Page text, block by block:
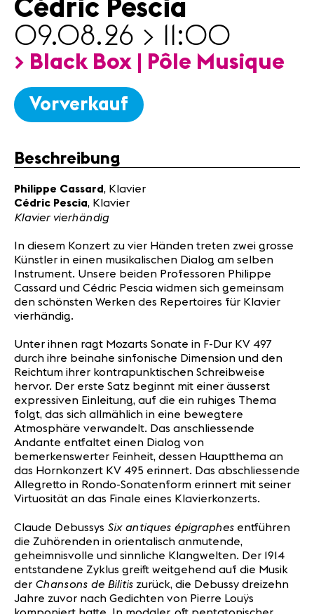
Partner
News
Freiwillige
Presse
Über uns
Impressum
Kontakt
Cédric Pescia
09.08.26 > 11:00
> Black Box | Pôle Musique
Vorverkauf
Beschreibung
Philippe Cassard, Klavier
Cédric Pescia, Klavier
Klavier vierhändig
In diesem Konzert zu vier Händen treten zwei grosse
Künstler in einen musikalischen Dialog am selben
Instrument. Unsere beiden Professoren Philippe
Cassard und Cédric Pescia widmen sich gemeinsam
den schönsten Werken des Repertoires für Klavier
vierhändig.
Unter ihnen ragt Mozarts Sonate in F-Dur KV 497
durch ihre beinahe sinfonische Dimension und den
Reichtum ihrer kontrapunktischen Schreibweise
hervor. Der erste Satz beginnt mit einer äusserst
expressiven Einleitung, auf die ein ruhiges Thema
folgt, das sich allmählich in eine bewegtere
Atmosphäre verwandelt. Das anschliessende
Andante entfaltet einen Dialog von
bemerkenswerter Feinheit, dessen Hauptthema an
das Hornkonzert KV 495 erinnert. Das abschliessende
Allegretto in Rondo-Sonatenform erinnert mit seiner
Virtuosität an das Finale eines Klavierkonzerts.
Claude Debussys Six antiques épigraphes entführen
die Zuhörenden in orientalisch anmutende,
geheimnisvolle und sinnliche Klangwelten. Der 1914
entstandene Zyklus greift weitgehend auf die Musik
der Chansons de Bilitis zurück, die Debussy dreizehn
Jahre zuvor nach Gedichten von Pierre Louÿs